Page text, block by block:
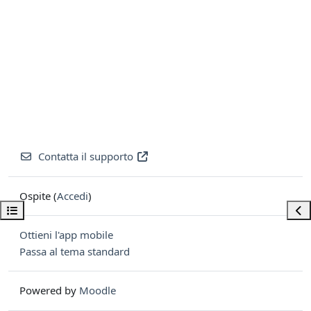
Apri indice del corso
Contatta il supporto
Ospite (Accedi)
Ottieni l'app mobile
Passa al tema standard
Powered by Moodle